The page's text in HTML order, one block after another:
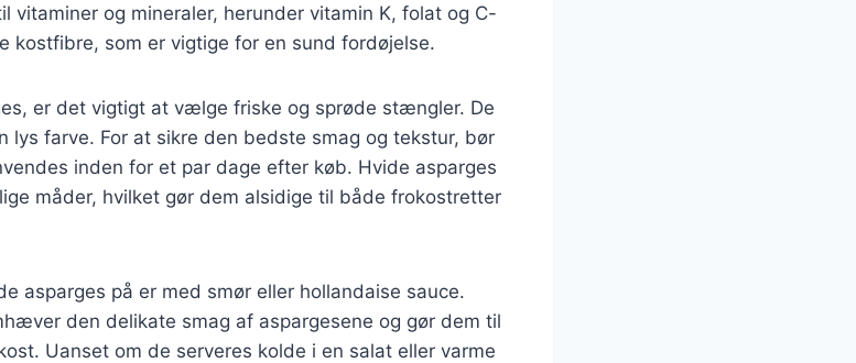
vitaminer og mineraler, herunder vitamin K, folat og C-
kostfibre, som er vigtige for en sund fordøjelse.
er det vigtigt at vælge friske og sprøde stængler. De
lys farve. For at sikre den bedste smag og tekstur, bør
inden for et par dage efter køb. Hvide asparges
måder, hvilket gør dem alsidige til både frokostretter
asparges på er med smør eller hollandaise sauce.
den delikate smag af aspargesene og gør dem til
Uanset om de serveres kolde i en salat eller varme